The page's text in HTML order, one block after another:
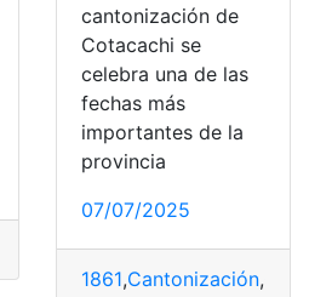
Naranjal,Noviembre
cantonización de
Cotacachi se
celebra una de las
fechas más
importantes de la
provincia
07/07/2025
1861,Cantonización,